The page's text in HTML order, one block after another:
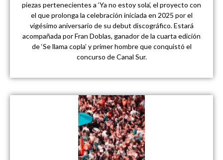
piezas pertenecientes a ‘Ya no estoy sola’, el proyecto con
el que prolonga la celebración iniciada en 2025 por el
vigésimo aniversario de su debut discográfico. Estará
acompañada por Fran Doblas, ganador de la cuarta edición
de ‘Se llama copla’ y primer hombre que conquistó el
concurso de Canal Sur.